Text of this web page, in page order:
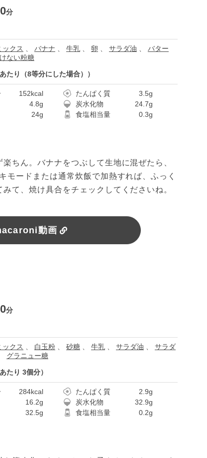
分
ックス バナナ 牛乳 卵 サラダ油
バター
ない粉糖
たり（8等分にした場合））
152kcal たんぱく質
3.5g
4.8g 炭水化物
24.7g
24g 食塩相当量 0.3g
ちん。バナナをつぶして生地に混ぜたら、
モードまたは通常炊飯で加熱すれば、ふっく
て、焼け具合をチェックしてくださいね。
動画
分
ックス 白玉粉 砂糖 牛乳 サラダ油
サラダ
グラニュー糖
たり 3個分）
284kcal たんぱく質
2.9g
16.2g 炭水化物
32.9g
32.5g 食塩相当量 0.2g